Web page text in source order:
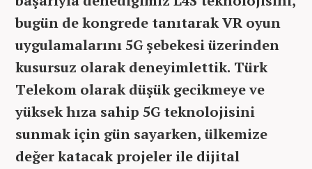
bugün de kongrede tanıtarak VR oyun
uygulamalarını 5G şebekesi üzerinden
kusursuz olarak deneyimlettik. Türk
Telekom olarak düşük gecikmeye ve
yüksek hıza sahip 5G teknolojisini
sunmak için gün sayarken, ülkemize
değer katacak projeler ile dijital